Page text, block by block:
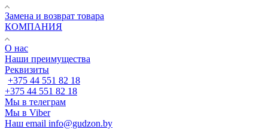
Замена и возврат товара
КОМПАНИЯ
О нас
Наши преимущества
Реквизиты
+375 44 551 82 18
+375 44 551 82 18
Мы в телеграм
Мы в Viber
Наш email info@gudzon.by